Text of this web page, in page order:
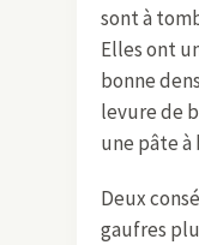
sont à
Elles ont
bonne
levure de
une pâte à
Deux
gaufres